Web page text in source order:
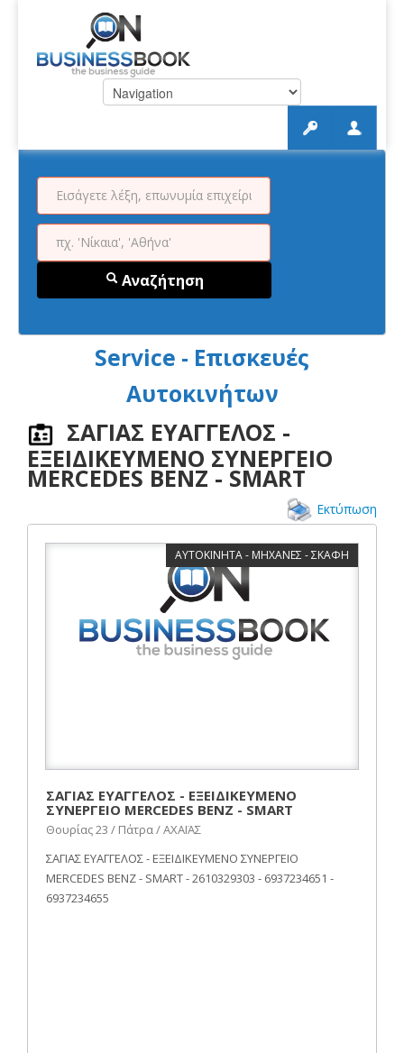
Αναζήτηση
Service - Επισκευές
Αυτοκινήτων
ΣΑΓΙΑΣ ΕΥΑΓΓΕΛΟΣ -
ΕΞΕΙΔΙΚΕΥΜΕΝΟ ΣΥΝΕΡΓΕΙΟ
MERCEDES BENZ - SMART
Εκτύπωση
ΑΥΤΟΚΙΝΗΤΑ - ΜΗΧΑΝΕΣ - ΣΚΑΦΗ
ΣΑΓΙΑΣ ΕΥΑΓΓΕΛΟΣ - ΕΞΕΙΔΙΚΕΥΜΕΝΟ
ΣΥΝΕΡΓΕΙΟ MERCEDES BENZ - SMART
Θουρίας 23 / Πάτρα / ΑΧΑΪΑΣ
ΣΑΓΙΑΣ ΕΥΑΓΓΕΛΟΣ - ΕΞΕΙΔΙΚΕΥΜΕΝΟ ΣΥΝΕΡΓΕΙΟ
MERCEDES BENZ - SMART - 2610329303 - 6937234651 -
6937234655